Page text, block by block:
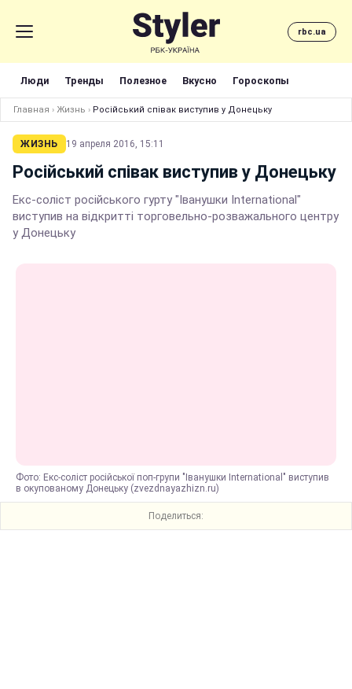
rbc.ua
Люди Тренды Полезное Вкусно Гороскопы
Главная › Жизнь › Російський співак виступив у Донецьку
ЖИЗНЬ 19 апреля 2016, 15:11
Російський співак виступив у Донецьку
Екс-соліст російського гурту "Іванушки International"
виступив на відкритті торговельно-розважального центру
у Донецьку
Фото: Екс-соліст російської поп-групи "Іванушки International" виступив
в окупованому Донецьку (zvezdnayazhizn.ru)
Поделиться: